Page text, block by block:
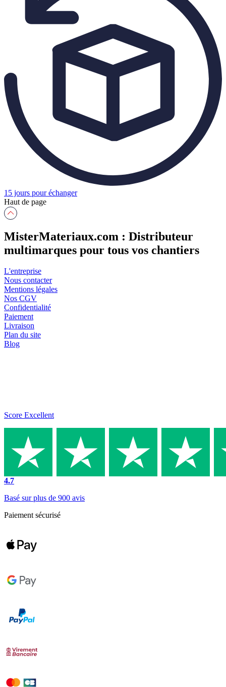
15 jours pour échanger
Haut de page
MisterMateriaux.com : Distributeur
multimarques pour tous vos chantiers
L'entreprise
Nous contacter
Mentions légales
Nos CGV
Confidentialité
Paiement
Livraison
Plan du site
Blog
Score Excellent
4.7
Basé sur plus de 900 avis
Paiement sécurisé